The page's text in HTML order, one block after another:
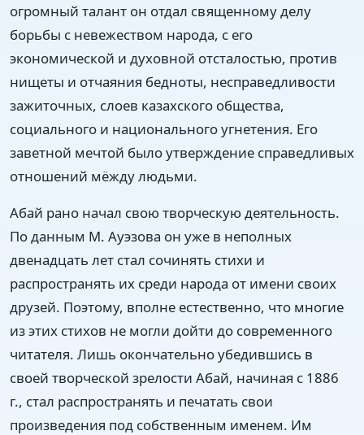
огромный талант он отдал священному делу
борьбы с невежеством народа, с его
экономической и духовной отсталостью, против
нищеты и отчаяния бедноты, несправедливости
зажиточных, слоев казахского общества,
социального и национального угнетения. Его
заветной мечтой было утверждение справедливых
отношений мёжду людьми.
Абай рано начал свою творческую деятельность.
По данным М. Ауэзова он уже в неполных
двенадцать лет стал сочинять стихи и
распространять их среди народа от имени своих
друзей. Поэтому, вполне естественно, что многие
из этих стихов не могли дойти до современного
читателя. Лишь окончательно убедившись в
своей творческой зрелости Абай, начиная с 1886
г., стал распространять и печатать свои
произведения под собственным именем. Им